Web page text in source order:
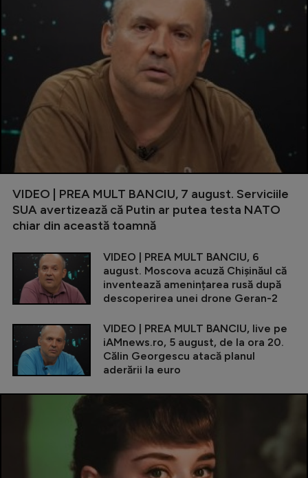
VIDEO | PREA MULT BANCIU, 7 august. Serviciile
SUA avertizează că Putin ar putea testa NATO
chiar din această toamnă
VIDEO | PREA MULT BANCIU, 6
august. Moscova acuză Chișinăul că
inventează amenințarea rusă după
descoperirea unei drone Geran-2
VIDEO | PREA MULT BANCIU, live pe
iAMnews.ro, 5 august, de la ora 20.
Călin Georgescu atacă planul
aderării la euro